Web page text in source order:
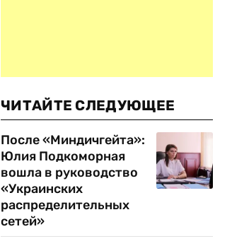
ЧИТАЙТЕ СЛЕДУЮЩЕЕ
После «Миндичгейта»:
Юлия Подкоморная
вошла в руководство
«Украинских
распределительных
сетей»